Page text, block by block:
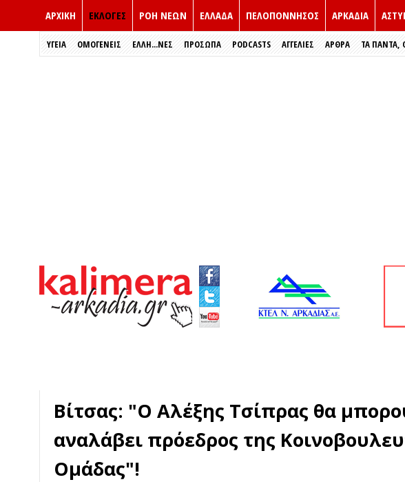
ΑΡΧΙΚΗ ΕΚΛΟΓΈΣ ΡΟΗ ΝΕΩΝ ΕΛΛΑΔΑ ΠΕΛΟΠΟΝΝΗΣΟΣ ΑΡΚΑΔΙΑ
ΥΓΕΙΑ ΟΜΟΓΕΝΕΙΣ ΈΛΛΗ...ΝΕΣ ΠΡΌΣΩΠΑ PODCASTS ΑΓΓΕΛΙΕΣ ΑΡΘΡΑ ΤΑ ΠΑΝΤΑ,
Βίτσας: "Ο Αλέξης Τσίπρας θα
αναλάβει πρόεδρος της
Ομάδας"!